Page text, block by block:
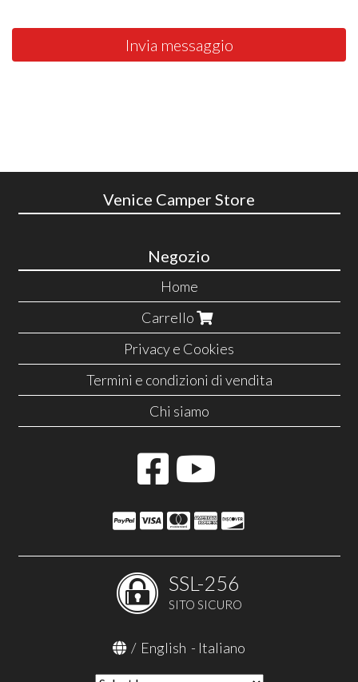
Invia messaggio
Venice Camper Store
Negozio
Home
Carrello
Privacy e Cookies
Termini e condizioni di vendita
Chi siamo
SSL-256
SITO SICURO
/ English - Italiano